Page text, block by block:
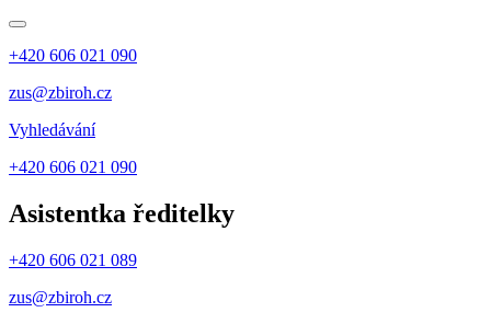
+420 606 021 090
zus@zbiroh.cz
Vyhledávání
+420 606 021 090
Asistentka ředitelky
+420 606 021 089
zus@zbiroh.cz